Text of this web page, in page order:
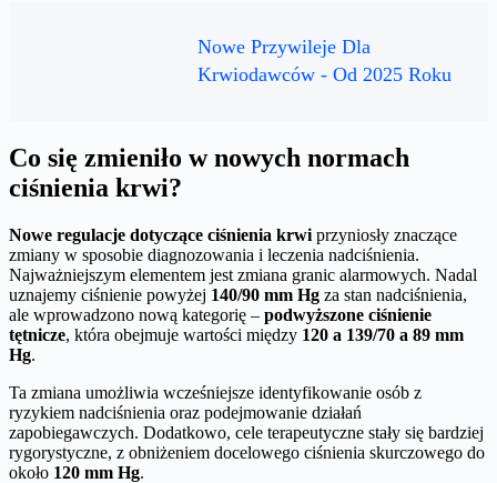
Nowe Przywileje Dla
Krwiodawców - Od 2025 Roku
Co się zmieniło w nowych normach
ciśnienia krwi?
Nowe regulacje dotyczące ciśnienia krwi przyniosły znaczące
zmiany w sposobie diagnozowania i leczenia nadciśnienia.
Najważniejszym elementem jest zmiana granic alarmowych. Nadal
uznajemy ciśnienie powyżej 140/90 mm Hg za stan nadciśnienia,
ale wprowadzono nową kategorię – podwyższone ciśnienie
tętnicze, która obejmuje wartości między 120 a 139/70 a 89 mm
Hg.
Ta zmiana umożliwia wcześniejsze identyfikowanie osób z
ryzykiem nadciśnienia oraz podejmowanie działań
zapobiegawczych. Dodatkowo, cele terapeutyczne stały się bardziej
rygorystyczne, z obniżeniem docelowego ciśnienia skurczowego do
około 120 mm Hg.